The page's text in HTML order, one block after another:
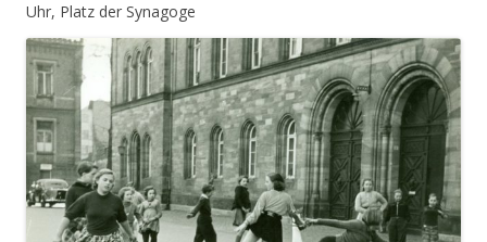
Uhr, Platz der Synagoge